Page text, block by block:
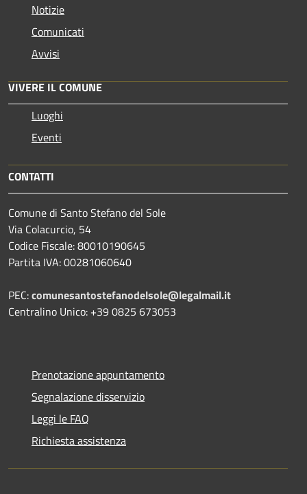
Notizie
Comunicati
Avvisi
VIVERE IL COMUNE
Luoghi
Eventi
CONTATTI
Comune di Santo Stefano del Sole
Via Colacurcio, 54
Codice Fiscale: 80010190645
Partita IVA: 00281060640
PEC:comunesantostefanodelsole@legalmail.it
Centralino Unico: +39 0825 673053
Prenotazione appuntamento
Segnalazione disservizio
Leggi le FAQ
Richiesta assistenza